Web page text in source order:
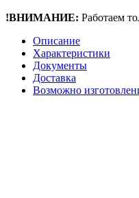
!ВНИМАНИЕ: Работаем
Описание
Характеристики
Документы
Доставка
Возможно